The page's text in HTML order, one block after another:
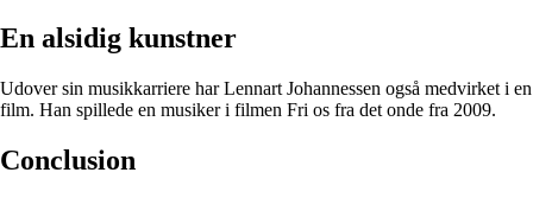
En alsidig kunstner
Udover sin musikkarriere har Lennart Johannessen også medvirket i en
film. Han spillede en musiker i filmen Fri os fra det onde fra 2009.
Conclusion